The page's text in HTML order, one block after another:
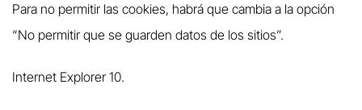
Para no permitir las cookies, habrá que cambia a la opción
“No permitir que se guarden datos de los sitios”.
Internet Explorer 10.